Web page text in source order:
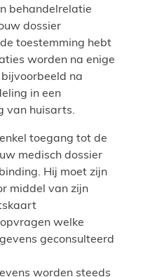
behandelrelatie
dossier
toestemming hebt
worden na enige
na
in een
van huisarts.
toegang tot de
medisch dossier
Hij moet zijn
middel van zijn
opvragen welke
geconsulteerd
worden steeds